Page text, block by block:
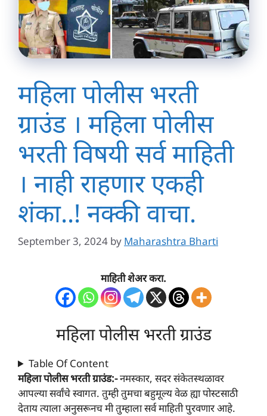
महिला पोलीस भरती
ग्राउंड । महिला पोलीस
भरती विषयी सर्व माहिती
। नाही राहणार एकही
शंका..! नक्की वाचा.
September 3, 2024 by Maharashtra Bharti
माहिती शेअर करा.
महिला पोलीस भरती ग्राउंड
Table Of Content
महिला पोलीस भरती ग्राउंड:-नमस्कार, सदर संकेतस्थळावर
आपल्या सर्वांचे स्वागत. तुम्ही तुमचा बहुमूल्य वेळ ह्या पोस्टसाठी
देताय त्याला अनुसरूनच मी तुम्हाला सर्व माहिती पुरवणार आहे.